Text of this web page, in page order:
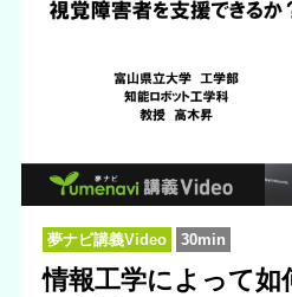
夢ナビ講義Video 30min
情報工学によって如